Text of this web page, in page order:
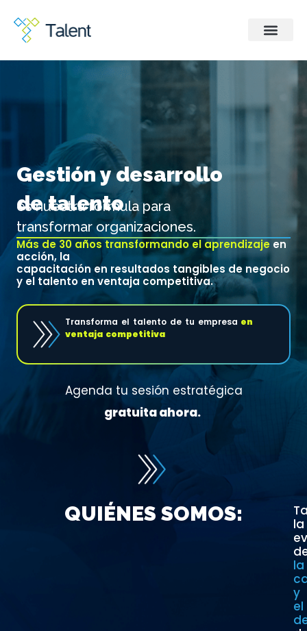
Gestión y desarrollo
de talento
es nuestra fórmula para
transformar organizaciones.
Más de 30 años transformando el aprendizaje en
acción, la
capacitación en resultados tangibles de negocio
y el talento en ventaja competitiva.
Transforma el talento de tu empresa en
ventaja competitiva
Agenda tu sesión estratégica
gratuita ahora.
QUIÉNES SOMOS:
la
la
y
el